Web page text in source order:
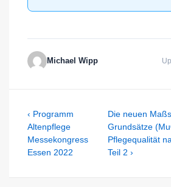
Michael Wipp
Beitragsnavigation
Previous
Post
is
‹ Programm
Altenpflege
Messekongress
Essen 2022
Next
Post
is
Die neuen
Grundsätze
Pflegequalität
Teil 2 ›